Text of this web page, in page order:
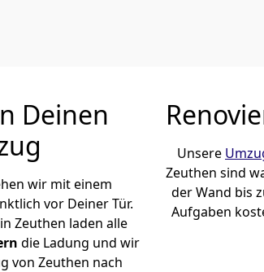
Deinen
wir mit einem
vor Deiner Tür.
Zeuthen laden alle
die Ladung und wir
von Zeuthen nach
Unsere
Zeuthen sind
der Wand bis
Aufgaben